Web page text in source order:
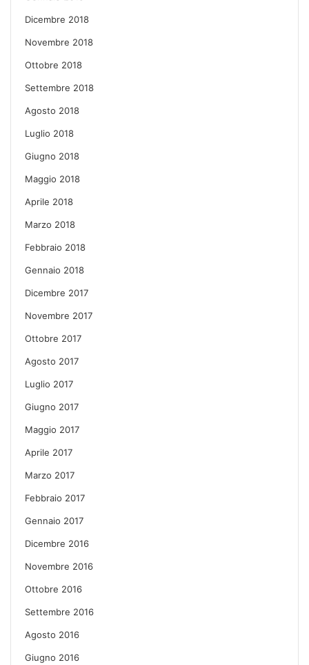
Dicembre 2018
Novembre 2018
Ottobre 2018
Settembre 2018
Agosto 2018
Luglio 2018
Giugno 2018
Maggio 2018
Aprile 2018
Marzo 2018
Febbraio 2018
Gennaio 2018
Dicembre 2017
Novembre 2017
Ottobre 2017
Agosto 2017
Luglio 2017
Giugno 2017
Maggio 2017
Aprile 2017
Marzo 2017
Febbraio 2017
Gennaio 2017
Dicembre 2016
Novembre 2016
Ottobre 2016
Settembre 2016
Agosto 2016
Giugno 2016